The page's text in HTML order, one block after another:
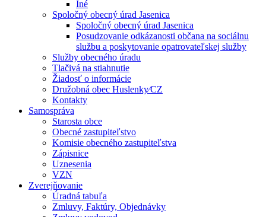
Iné
Spoločný obecný úrad Jasenica
Spoločný obecný úrad Jasenica
Posudzovanie odkázanosti občana na sociálnu
službu a poskytovanie opatrovateľskej služby
Služby obecného úradu
Tlačivá na stiahnutie
Žiadosť o informácie
Družobná obec Huslenky⁄CZ
Kontakty
Samospráva
Starosta obce
Obecné zastupiteľstvo
Komisie obecného zastupiteľstva
Zápisnice
Uznesenia
VZN
Zverejňovanie
Úradná tabuľa
Zmluvy, Faktúry, Objednávky